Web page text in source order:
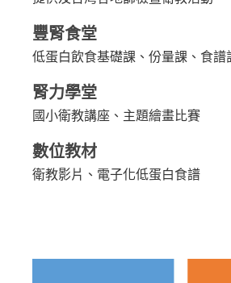
豐腎食堂
低蛋白飲食基礎課、份量課、食譜
腎力學堂
國小衛教講座、主題繪畫比賽
數位教材
衛教影片、電子化低蛋白食譜